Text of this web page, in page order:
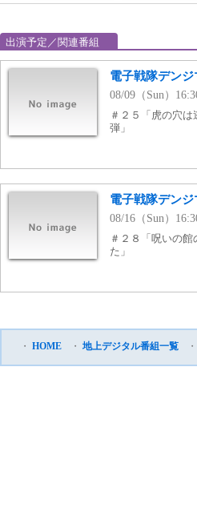
出演予定／関連番組
電子戦隊デンジ
08/09（Sun）
＃２５「虎の穴
弾」
電子戦隊デンジ
08/16（Sun）
＃２８「呪いの
た」
・ HOME ・ 地上デジタル番組一覧 ・